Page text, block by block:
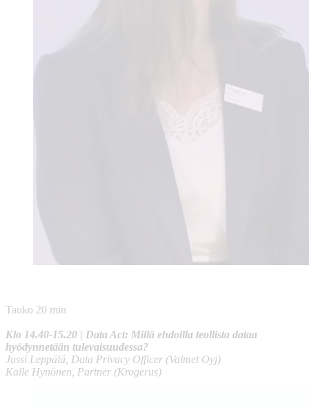
Tauko 20 min
Klo 14.40-15.20 | Data Act: Millä ehdoilla teollista dataa
hyödynnetään tulevaisuudessa?
Jussi Leppälä, Data Privacy Officer (Valmet Oyj)
Kalle Hynönen, Partner (Krogerus)